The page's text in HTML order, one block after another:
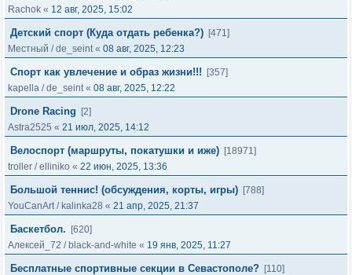
Rachok « 12 авг, 2025, 15:02
Детский спорт (Куда отдать ребенка?) [471]
Местный /de_seint« 08 авг, 2025, 12:23
Спорт как увлечение и образ жизни!!!
[357]
kapella /de_seint« 08 авг, 2025, 12:22
Drone Racing
[2]
Astra2525 « 21 июл, 2025, 14:12
Велоспорт (маршруты, покатушки и иже) [18971]
troller /elliniko « 22 июн, 2025, 13:36
Большой теннис! (обсуждения, корты, игры) [788]
YouCanArt/ kalinka28 « 21 апр, 2025, 21:37
Баскетбол.
[620]
Алексей_72 / black-and-white « 19 янв, 2025, 11:27
Бесплатные спортивные секции в Севастополе? [110]